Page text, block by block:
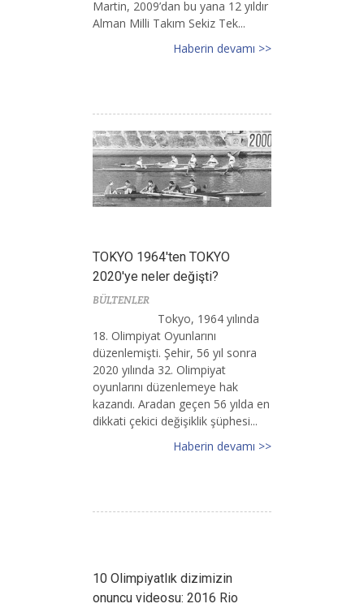
Martin, 2009’dan bu yana 12 yıldır
Alman Milli Takım Sekiz Tek...
Haberin devamı >>
TOKYO 1964'ten TOKYO
2020'ye neler değişti?
BÜLTENLER
Tokyo, 1964 yılında
18. Olimpiyat Oyunlarını
düzenlemişti. Şehir, 56 yıl sonra
2020 yılında 32. Olimpiyat
oyunlarını düzenlemeye hak
kazandı. Aradan geçen 56 yılda en
dikkati çekici değişiklik şüphesi...
Haberin devamı >>
10 Olimpiyatlık dizimizin
onuncu videosu: 2016 Rio